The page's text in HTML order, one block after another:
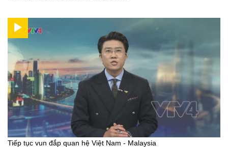
Tiếp tục vun đắp quan hệ Việt Nam - Malaysia